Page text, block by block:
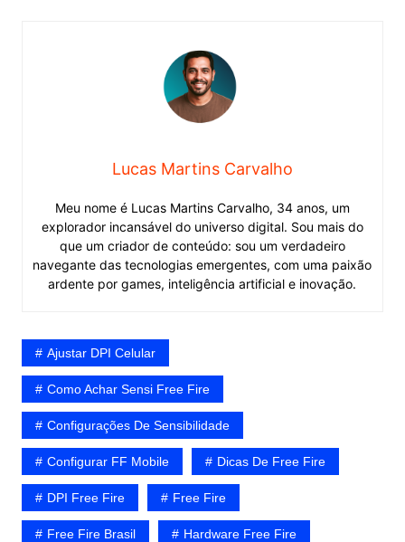
Lucas Martins Carvalho
Meu nome é Lucas Martins Carvalho, 34 anos, um
explorador incansável do universo digital. Sou mais do
que um criador de conteúdo: sou um verdadeiro
navegante das tecnologias emergentes, com uma paixão
ardente por games, inteligência artificial e inovação.
Ajustar DPI Celular
Como Achar Sensi Free Fire
Configurações De Sensibilidade
Configurar FF Mobile Dicas De Free Fire
DPI Free Fire Free Fire
Free Fire Brasil Hardware Free Fire